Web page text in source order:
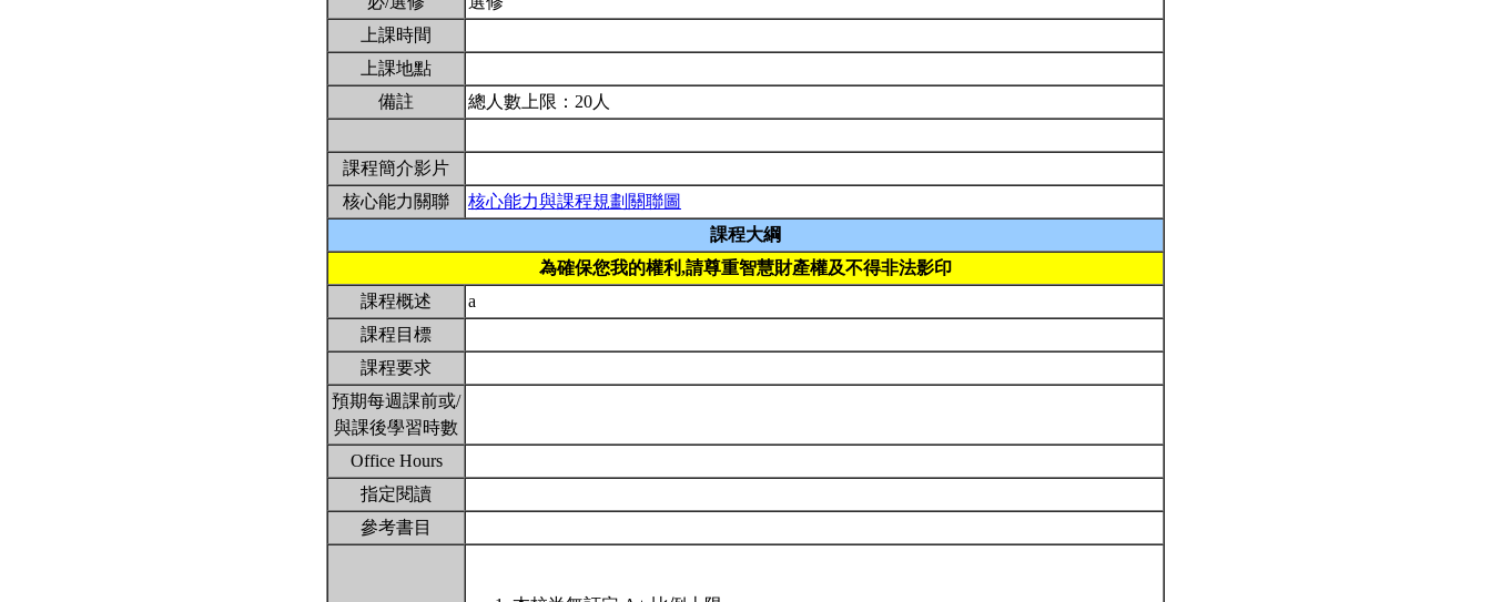
上課時間
上課地點
備註
總人數上限：20人
課程簡介影片
核心能力關聯
核心能力與課程規劃關聯圖
課程大綱
為確保您我的權利,請尊重智慧財產權及不得非法影印
課程概述
a
課程目標
課程要求
預期每週課前或/
與課後學習時數
Office Hours
指定閱讀
參考書目